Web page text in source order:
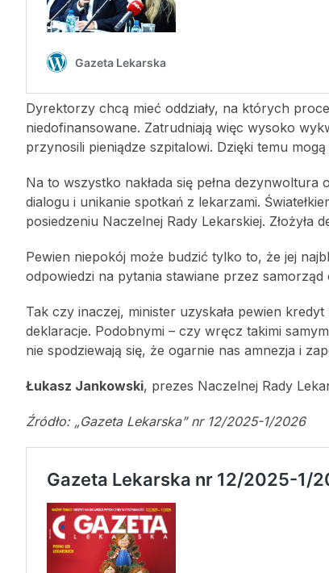
Dyrektorzy chcą mieć oddziały, na których
niedofinansowane. Zatrudniają więc wysoko
przynosili pieniądze szpitalowi. Dzięki temu
Na to wszystko nakłada się pełna
dialogu i unikanie spotkań z lekarzami.
posiedzeniu Naczelnej Rady Lekarskiej.
Pewien niepokój może budzić tylko to, że jej
odpowiedzi na pytania stawiane przez
Tak czy inaczej, minister uzyskała pewien
deklaracje. Podobnymi – czy wręcz takimi
nie spodziewają się, że ogarnie nas amnezja i
Łukasz Jankowski, prezes Naczelnej Rady
Źródło: „Gazeta Lekarska” nr 12/2025-1/2026